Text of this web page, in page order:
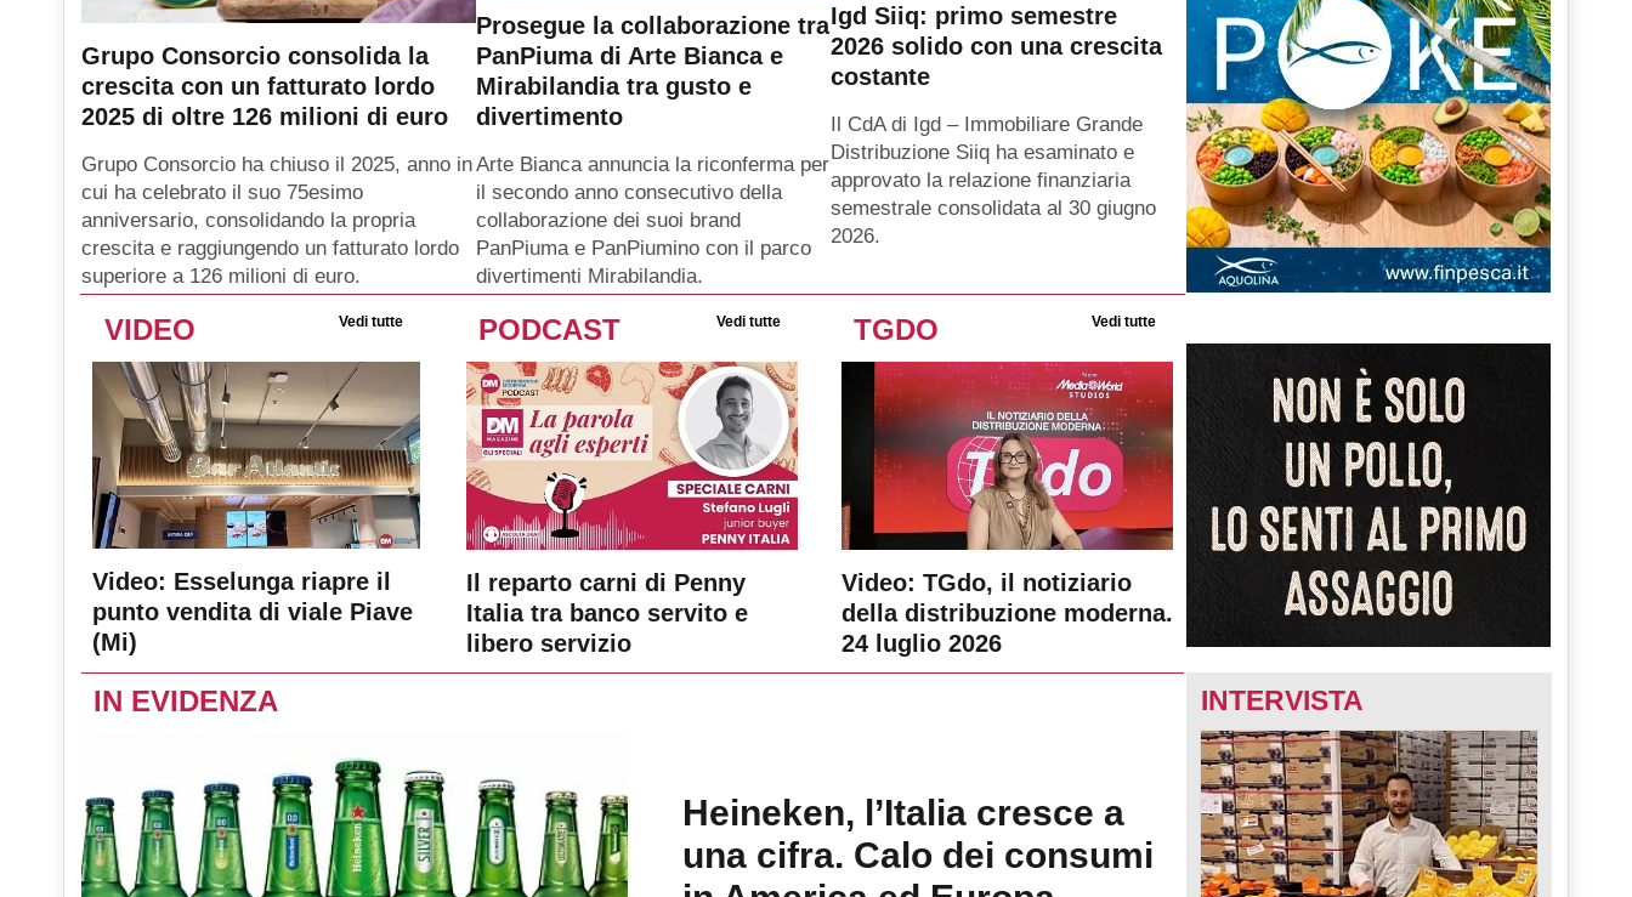
Grupo Consorcio consolida la
crescita con un fatturato lordo
2025 di oltre 126 milioni di euro
Grupo Consorcio ha chiuso il 2025, anno in
cui ha celebrato il suo 75esimo
anniversario, consolidando la propria
crescita e raggiungendo un fatturato lordo
superiore a 126 milioni di euro.
Prosegue la collaborazione tra
PanPiuma di Arte Bianca e
Mirabilandia tra gusto e
divertimento
Arte Bianca annuncia la riconferma per
il secondo anno consecutivo della
collaborazione dei suoi brand
PanPiuma e PanPiumino con il parco
divertimenti Mirabilandia.
Igd Siiq: primo semestre
2026 solido con una crescita
costante
Il CdA di Igd – Immobiliare Grande
Distribuzione Siiq ha esaminato e
approvato la relazione finanziaria
semestrale consolidata al 30 giugno
2026.
VIDEO Vedi tutte
Video: Esselunga riapre il
punto vendita di viale Piave
(Mi)
PODCAST Vedi tutte
Il reparto carni di Penny
Italia tra banco servito e
libero servizio
TGDO Vedi tutte
Video: TGdo, il notiziario
della distribuzione moderna.
24 luglio 2026
IN EVIDENZA
Heineken, l’Italia cresce a
una cifra. Calo dei consumi
INTERVISTA